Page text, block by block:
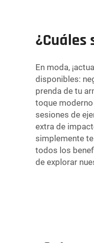
¿Cuáles
En moda,
disponibles:
prenda de tu
toque
sesiones de
extra de
simplemente
todos los
de explorar